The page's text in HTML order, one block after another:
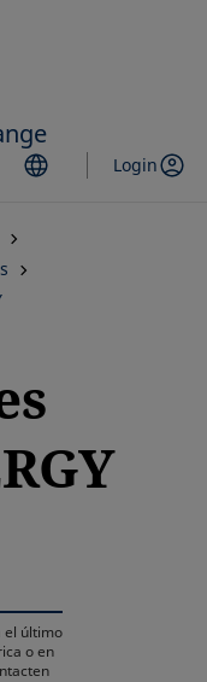
Login
el último
o en